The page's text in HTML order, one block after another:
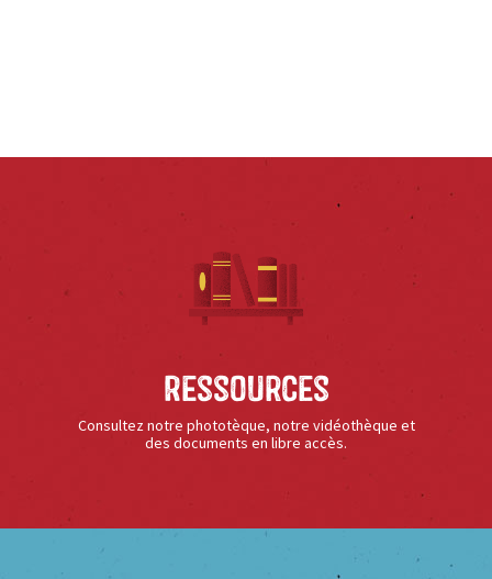
Ressources
Consultez notre phototèque, notre vidéothèque et
des documents en libre accès.